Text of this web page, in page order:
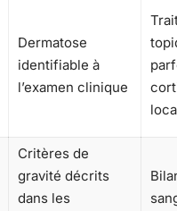
Dermatose
identifiable à
l’examen clinique
Critères de
gravité décrits
dans les